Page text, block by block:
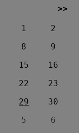
>>
1
2
8
9
15
16
22
23
29
30
5 6